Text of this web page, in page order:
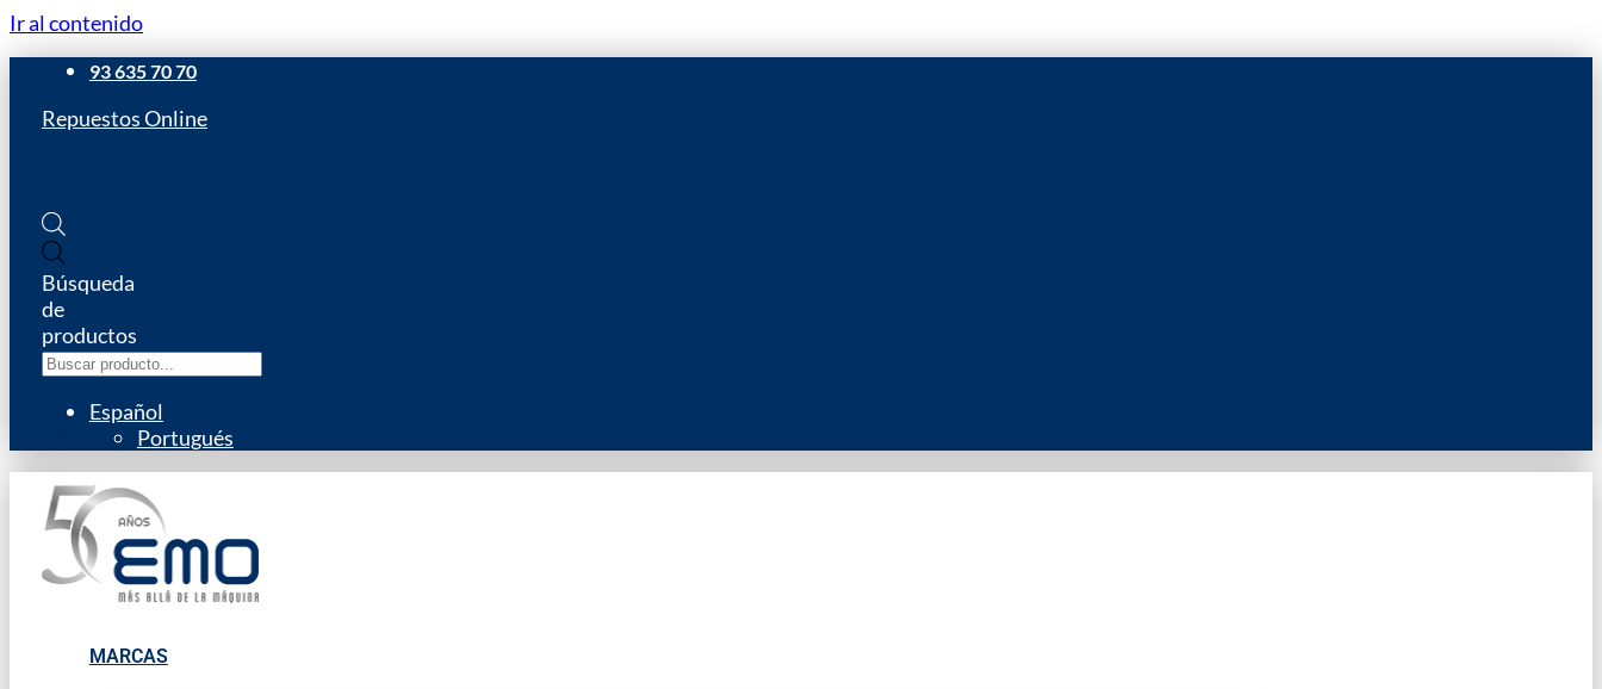
Ir al contenido
93 635 70 70
Repuestos Online
Búsqueda
de
productos
Español
Portugués
MARCAS